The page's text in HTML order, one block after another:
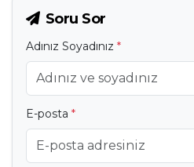
Soru Sor
Adınız Soyadınız *
E-posta *